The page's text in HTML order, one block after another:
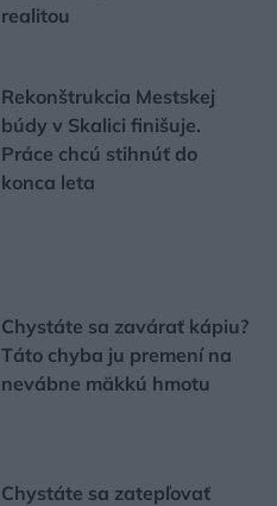
realitou
Rekonštrukcia Mestskej
búdy v Skalici finišuje.
Práce chcú stihnúť do
konca leta
Chystáte sa zavárať kápiu?
Táto chyba ju premení na
nevábne mäkkú hmotu
Chystáte sa zatepľovať